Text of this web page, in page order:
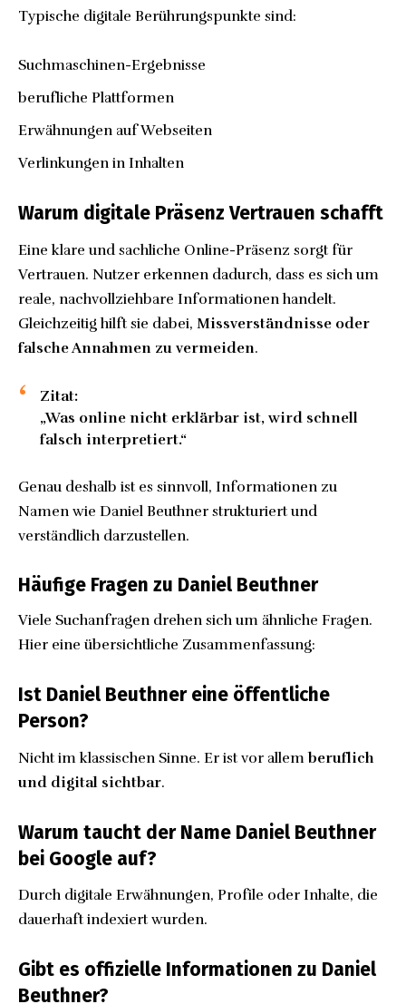
Typische digitale Berührungspunkte sind:
Suchmaschinen-Ergebnisse
berufliche Plattformen
Erwähnungen auf Webseiten
Verlinkungen in Inhalten
Warum digitale Präsenz Vertrauen schafft
Eine klare und sachliche Online-Präsenz sorgt für
Vertrauen. Nutzer erkennen dadurch, dass es sich um
reale, nachvollziehbare Informationen handelt.
Gleichzeitig hilft sie dabei, Missverständnisse oder
falsche Annahmen zu vermeiden.
Zitat:
„Was online nicht erklärbar ist, wird schnell
falsch interpretiert.“
Genau deshalb ist es sinnvoll, Informationen zu
Namen wie Daniel Beuthner strukturiert und
verständlich darzustellen.
Häufige Fragen zu Daniel Beuthner
Viele Suchanfragen drehen sich um ähnliche Fragen.
Hier eine übersichtliche Zusammenfassung:
Ist Daniel Beuthner eine öffentliche
Person?
Nicht im klassischen Sinne. Er ist vor allemberuflich
und digital sichtbar.
Warum taucht der Name Daniel Beuthner
bei Google auf?
Durch digitale Erwähnungen, Profile oder Inhalte, die
dauerhaft indexiert wurden.
Gibt es offizielle Informationen zu Daniel
Beuthner?